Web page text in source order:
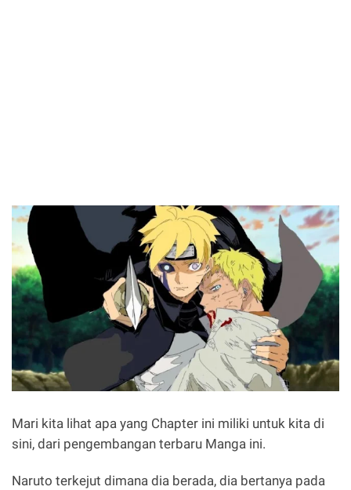
Mari kita lihat apa yang Chapter ini miliki untuk kita di
sini, dari pengembangan terbaru Manga ini.
Naruto terkejut dimana dia berada, dia bertanya pada